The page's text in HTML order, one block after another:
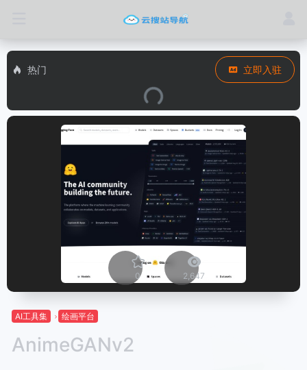
热门 立即入驻
0 2,647
AI工具集 绘画平台
AnimeGANv2